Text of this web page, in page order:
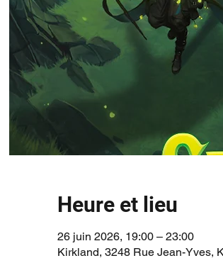
Heure et lieu
26 juin 2026, 19:00 – 23:00
Kirkland, 3248 Rue Jean-Yves,